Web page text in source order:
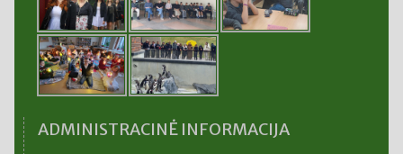
ADMINISTRACINĖ INFORMACIJA